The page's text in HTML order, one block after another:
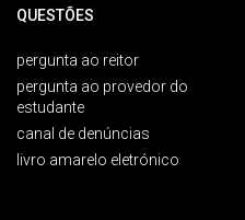
QUESTÕES
pergunta ao reitor
pergunta ao provedor do
estudante
canal de denúncias
livro amarelo eletrónico